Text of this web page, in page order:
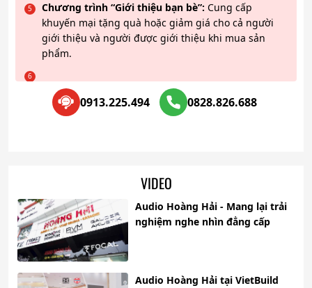
Chương trình “Giới thiệu bạn bè”: Cung cấp
khuyến mại tặng quà hoặc giảm giá cho cả người
giới thiệu và người được giới thiệu khi mua sản
phẩm.
0913.225.494 0828.826.688
VIDEO
Audio Hoàng Hải - Mang lại trải
nghiệm nghe nhìn đẳng cấp
Audio Hoàng Hải tại VietBuild